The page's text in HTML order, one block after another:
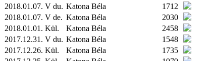
2018.01.07. V du. Katona Béla
1712
2018.01.07. V de. Katona Béla
2030
2018.01.01. Kül. Katona Béla
2458
2017.12.31. V du. Katona Béla
1548
2017.12.26. Kül. Katona Béla
1735